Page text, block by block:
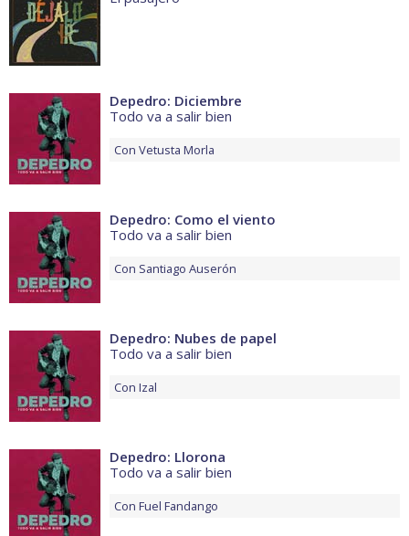
Depedro: Diciembre
Todo va a salir bien
Con Vetusta Morla
Depedro: Como el viento
Todo va a salir bien
Con Santiago Auserón
Depedro: Nubes de papel
Todo va a salir bien
Con Izal
Depedro: Llorona
Todo va a salir bien
Con Fuel Fandango